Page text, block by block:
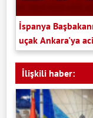
İspanya
uçak Ankara'ya
İlişkili haber: